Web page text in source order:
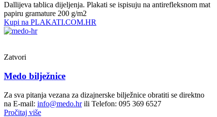
Dallijeva tablica dijeljenja. Plakati se ispisuju na antirefleksnom mat
papiru gramature 200 g/m2
Kupi na PLAKATI.COM.HR
Zatvori
Medo bilježnice
Za sva pitanja vezana za dizajnerske bilježnice obratiti se direktno
na E-mail: info@medo.hrili Telefon: 095 369 6527
Pročitaj više